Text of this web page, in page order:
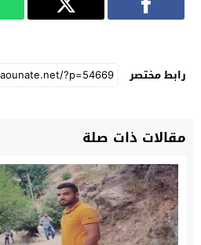
رابط مختصر
مقالات ذات صلة